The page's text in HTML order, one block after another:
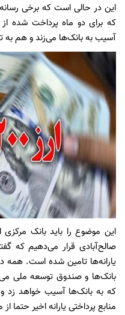
این در حالی است که برخی رسانه
که برای دو ماه پرداخت شده
آسیب به بانک‌ها می‌زند و هم به
این موضوع را باید بانک
صالح‌آبادی قرار می‌دهیم که
یارانه‌ها تامین شده است. همه
بانک‌ها و صندوق توسعه ملی
که به بانک‌ها آسیب خواهد
منابع پرداختی یارانه اخیر